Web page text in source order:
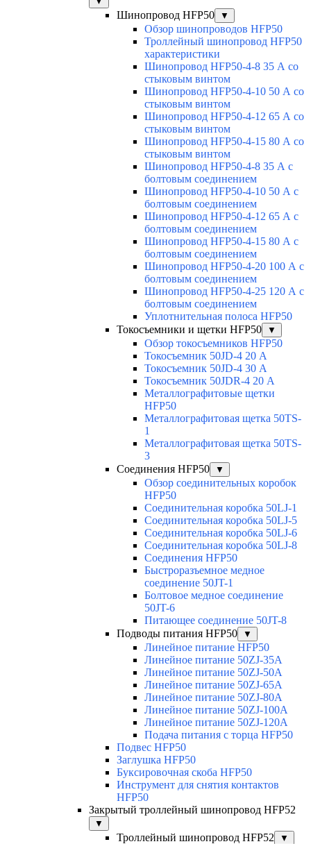
Шинопровод HFP50 ▼
Обзор шинопроводов HFP50
Троллейный шинопровод HFP50
характеристики
Шинопровод HFP50-4-8 35 А со
стыковым винтом
Шинопровод HFP50-4-10 50 А со
стыковым винтом
Шинопровод HFP50-4-12 65 А со
стыковым винтом
Шинопровод HFP50-4-15 80 А со
стыковым винтом
Шинопровод HFP50-4-8 35 А с
болтовым соединением
Шинопровод HFP50-4-10 50 А с
болтовым соединением
Шинопровод HFP50-4-12 65 А с
болтовым соединением
Шинопровод HFP50-4-15 80 А с
болтовым соединением
Шинопровод HFP50-4-20 100 А с
болтовым соединением
Шинопровод HFP50-4-25 120 А с
болтовым соединением
Уплотнительная полоса HFP50
Токосъемники и щетки HFP50
▼
Обзор токосъемников HFP50
Токосъемник 50JD-4 20 А
Токосъемник 50JD-4 30 А
Токосъемник 50JDR-4 20 А
Металлографитовые щетки
HFP50
Металлографитовая щетка 50TS-
1
Металлографитовая щетка 50TS-
3
Соединения HFP50
▼
Обзор соединительных коробок
HFP50
Соединительная коробка 50LJ-1
Соединительная коробка 50LJ-5
Соединительная коробка 50LJ-6
Соединительная коробка 50LJ-8
Соединения HFP50
Быстроразъемное медное
соединение 50JT-1
Болтовое медное соединение
50JT-6
Питающее соединение 50JT-8
Подводы питания HFP50
▼
Линейное питание HFP50
Линейное питание 50ZJ-35A
Линейное питание 50ZJ-50A
Линейное питание 50ZJ-65A
Линейное питание 50ZJ-80A
Линейное питание 50ZJ-100A
Линейное питание 50ZJ-120A
Подача питания с торца HFP50
Подвес HFP50
Заглушка HFP50
Буксировочная скоба HFP50
Инструмент для снятия контактов
HFP50
Закрытый троллейный шинопровод HFP52
▼
Троллейный шинопровод HFP52 ▼